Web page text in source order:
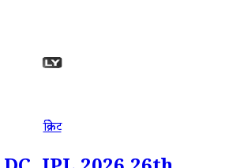
क्रिकेट